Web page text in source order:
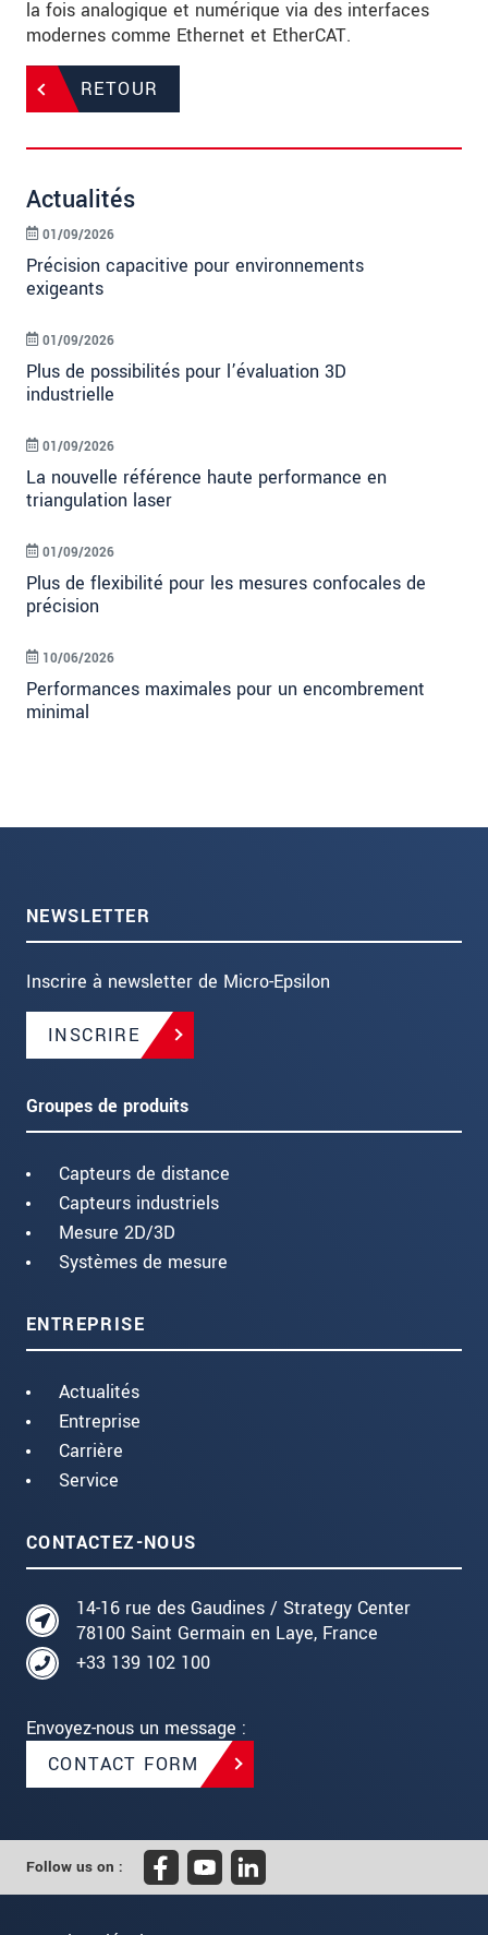
la fois analogique et numérique via des interfaces
modernes comme Ethernet et EtherCAT.
RETOUR
Actualités
Précision capacitive pour environnements
exigeants
01/09/2026
Plus de possibilités pour l’évaluation 3D
industrielle
01/09/2026
La nouvelle référence haute performance en
triangulation laser
01/09/2026
Plus de flexibilité pour les mesures confocales de
précision
01/09/2026
Performances maximales pour un encombrement
minimal
10/06/2026
NEWSLETTER
Inscrire à newsletter de Micro-Epsilon
INSCRIRE
Groupes de produits
Capteurs de distance
Capteurs industriels
Mesure 2D/3D
Systèmes de mesure
ENTREPRISE
Actualités
Entreprise
Carrière
Service
CONTACTEZ-NOUS
14-16 rue des Gaudines / Strategy Center
78100 Saint Germain en Laye, France
+33 139 102 100
Envoyez-nous un message :
CONTACT FORM
Follow us on :